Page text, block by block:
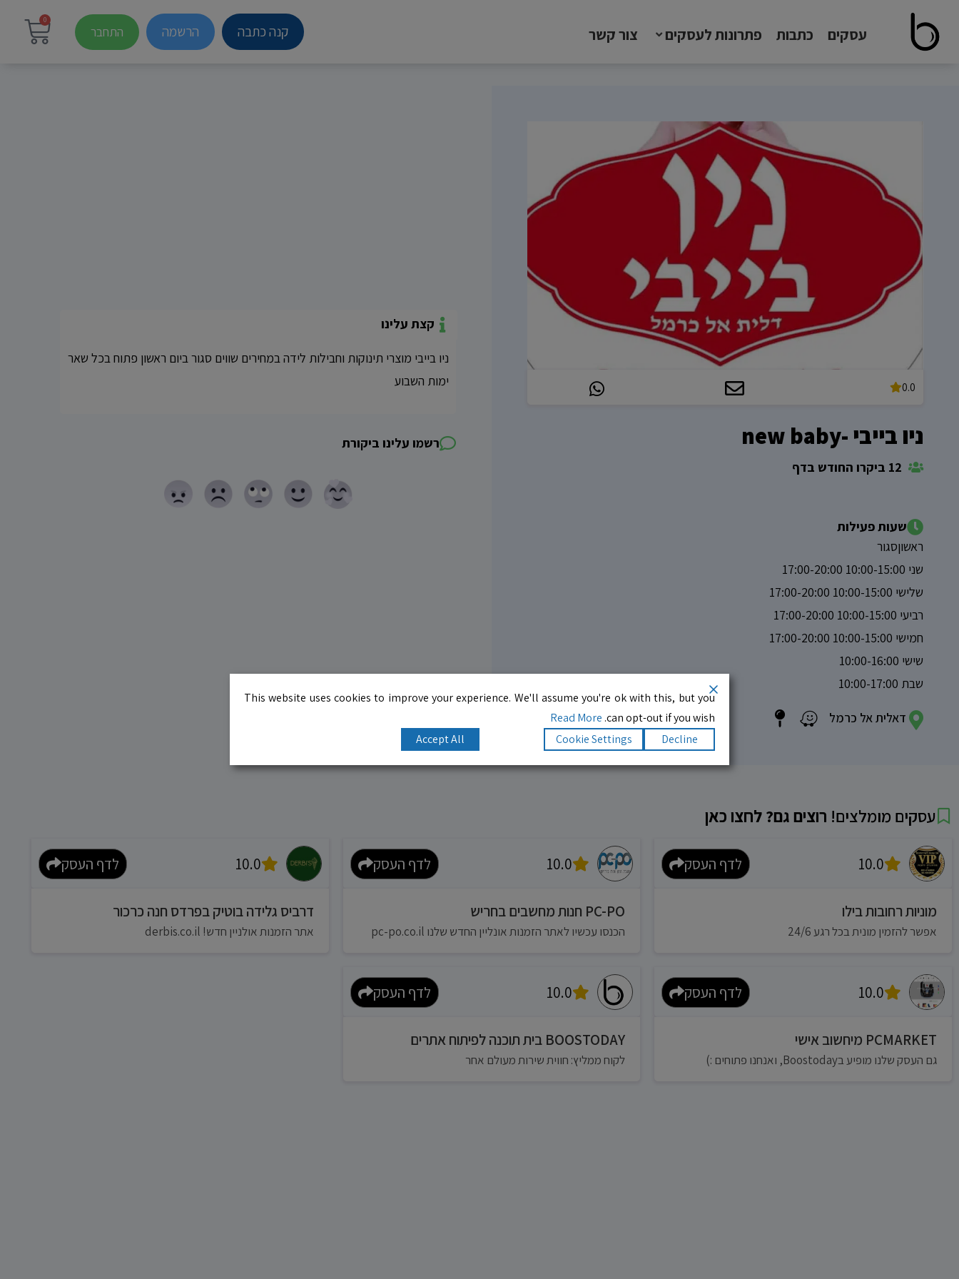
עסקים כתבות פתרונות לעסקים צור קשר קנה כתבה הרשמה התחבר
0
0.0
ניו בייבי -new baby
שעות פעילות
ראשוןסגור
שני 10:00-15:00 17:00-20:00
שלישי 10:00-15:00 17:00-20:00
רביעי 10:00-15:00 17:00-20:00
חמישי 10:00-15:00 17:00-20:00
שישי 10:00-16:00
שבת 10:00-17:00
דאלית אל כרמל
קצת עלינו
ניו בייבי מוצרי תינוקות וחבילות לידה במחירים שווים סגור ביום ראשון פתוח בכל שאר
ימות השבוע
רשמו עלינו ביקורת
עסקים מומלצים! רוצים גם? לחצו כאן
10.0 לדף העסק
מוניות רחובות בילו
אפשר להזמין מונית בכל רגע 24/6
10.0 לדף העסק
PC-PO חנות מחשבים בחריש
הכנסו עכשיו לאתר הזמנות אונליין החדש שלנו pc-po.co.il
10.0 לדף העסק
דרביס גלידה בוטיק בפרדס חנה כרכור
אתר הזמנות אולניין חדש! derbis.co.il
10.0 לדף העסק
PCMARKET מיחשוב אישי
גם העסק שלנו מופיע בBoostoday, ואנחנו פתוחים :)
10.0 לדף העסק
BOOSTODAY בית תוכנה לפיתוח אתרים
לקוח ממליץ: חווית שירות מעולם אחר
This website uses cookies to improve your experience. We'll assume you're ok with this, but you
can opt-out if you wish.
Read More
Decline
Cookie Settings
Accept All